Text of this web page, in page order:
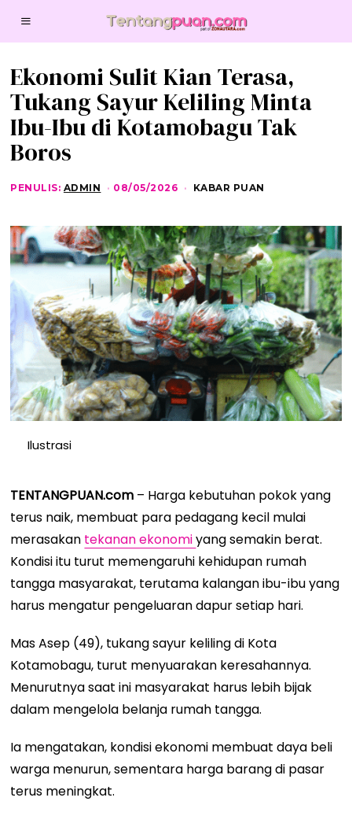
Ekonomi Sulit Kian Terasa,
Tukang Sayur Keliling Minta
Ibu-Ibu di Kotamobagu Tak
Boros
PENULIS: ADMIN 08/05/2026 0
0
5
/
2
0
2
6
KABAR PUAN
Ilustrasi
TENTANGPUAN.com – Harga kebutuhan pokok yang
terus naik, membuat para pedagang kecil mulai
merasakan tekanan ekonomiyang semakin berat.
Kondisi itu turut memengaruhi kehidupan rumah
tangga masyarakat, terutama kalangan ibu-ibu yang
harus mengatur pengeluaran dapur setiap hari.
Mas Asep (49), tukang sayur keliling di Kota
Kotamobagu, turut menyuarakan keresahannya.
Menurutnya saat ini masyarakat harus lebih bijak
dalam mengelola belanja rumah tangga.
Ia mengatakan, kondisi ekonomi membuat daya beli
warga menurun, sementara harga barang di pasar
terus meningkat.